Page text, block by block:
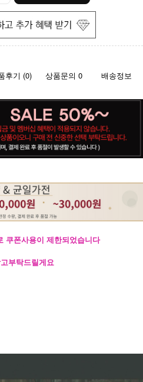
후기 (0) 상품문의 0 배송정보
쿠폰사용이 제한되었습니다
부탁드릴게요